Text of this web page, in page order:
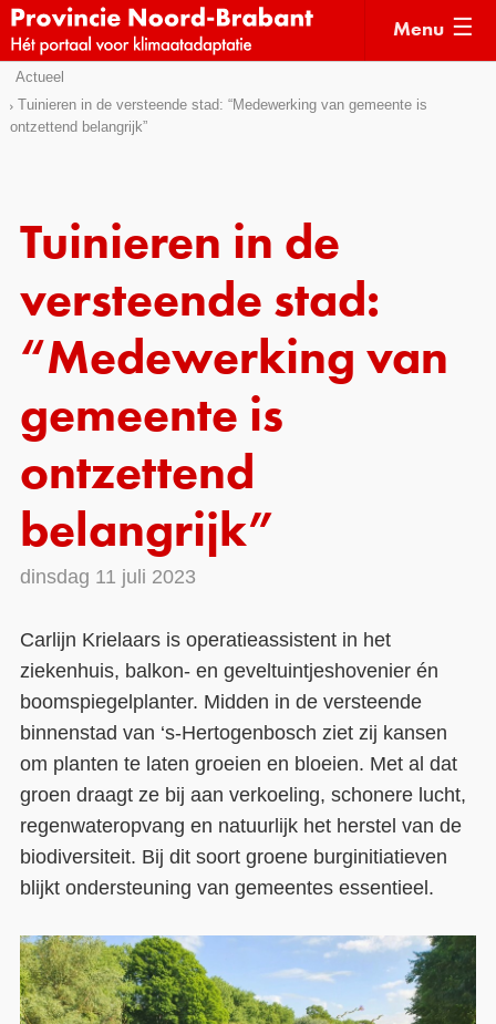
Sla
links
over
het
menu
naar
de
pagina
Menu
Actueel
Tuinieren in de versteende stad: “Medewerking van gemeente is
ontzettend belangrijk”
Tuinieren in de
versteende stad:
“Medewerking van
gemeente is
ontzettend
belangrijk”
dinsdag 11 juli 2023
Carlijn Krielaars is operatieassistent in het
ziekenhuis, balkon- en geveltuintjeshovenier én
boomspiegelplanter. Midden in de versteende
binnenstad van ‘s-Hertogenbosch ziet zij kansen
om planten te laten groeien en bloeien. Met al dat
groen draagt ze bij aan verkoeling, schonere lucht,
regenwateropvang en natuurlijk het herstel van de
biodiversiteit. Bij dit soort groene burginitiatieven
blijkt ondersteuning van gemeentes essentieel.
Kennisdossiers
Voorbeelden
Subsidies
Monitoring
Contact
LIFE-IP Klimaatadaptatie
Weerbaar Dommelland